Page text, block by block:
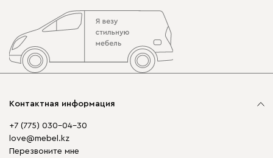
Контактная информация
+7 (775) 030-04-30
love@mebel.kz
Перезвоните мне